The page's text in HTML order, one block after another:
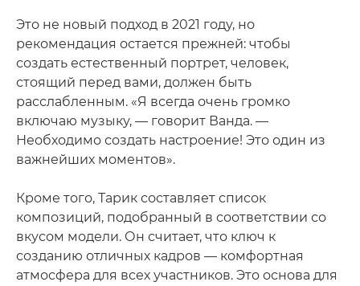
Это не новый подход в 2021 году, но
рекомендация остается прежней: чтобы
создать естественный портрет, человек,
стоящий перед вами, должен быть
расслабленным. «Я всегда очень громко
включаю музыку, — говорит Ванда. —
Необходимо создать настроение! Это один из
важнейших моментов».
Кроме того, Тарик составляет список
композиций, подобранный в соответствии со
вкусом модели. Он считает, что ключ к
созданию отличных кадров — комфортная
атмосфера для всех участников. Это основа для